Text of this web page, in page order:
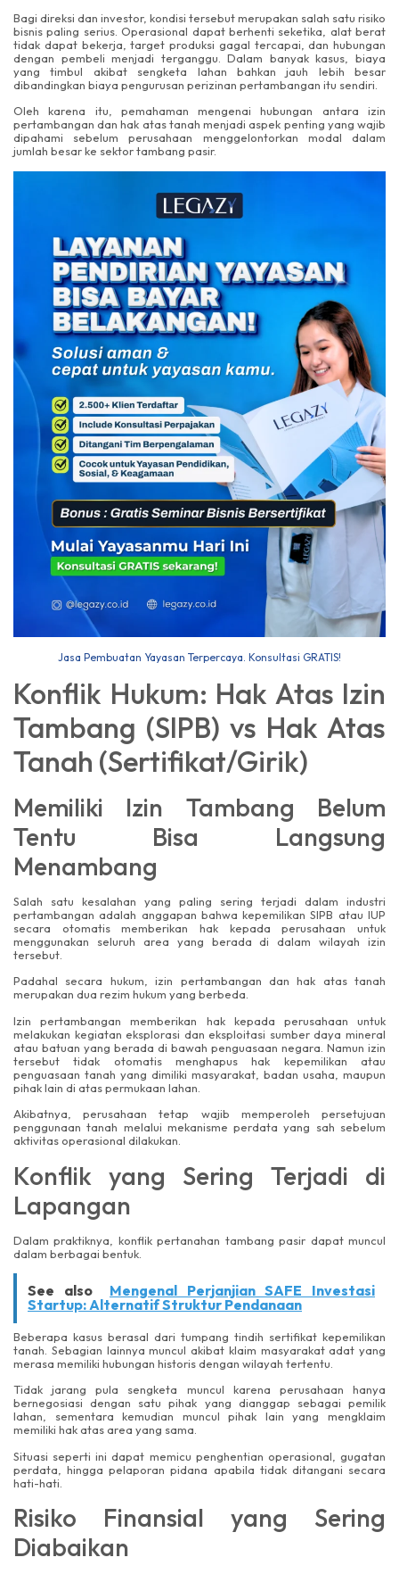
Bagi direksi dan investor, kondisi tersebut merupakan salah satu risiko
bisnis paling serius. Operasional dapat berhenti seketika, alat berat
tidak dapat bekerja, target produksi gagal tercapai, dan hubungan
dengan pembeli menjadi terganggu. Dalam banyak kasus, biaya
yang timbul akibat sengketa lahan bahkan jauh lebih besar
dibandingkan biaya pengurusan perizinan pertambangan itu sendiri.
Oleh karena itu, pemahaman mengenai hubungan antara izin
pertambangan dan hak atas tanah menjadi aspek penting yang wajib
dipahami sebelum perusahaan menggelontorkan modal dalam
jumlah besar ke sektor tambang pasir.
Jasa Pembuatan Yayasan Terpercaya. Konsultasi GRATIS!
Konflik Hukum: Hak Atas Izin
Tambang (SIPB) vs Hak Atas
Tanah (Sertifikat/Girik)
Memiliki Izin Tambang Belum
Tentu Bisa Langsung
Menambang
Salah satu kesalahan yang paling sering terjadi dalam industri
pertambangan adalah anggapan bahwa kepemilikan SIPB atau IUP
secara otomatis memberikan hak kepada perusahaan untuk
menggunakan seluruh area yang berada di dalam wilayah izin
tersebut.
Padahal secara hukum, izin pertambangan dan hak atas tanah
merupakan dua rezim hukum yang berbeda.
Izin pertambangan memberikan hak kepada perusahaan untuk
melakukan kegiatan eksplorasi dan eksploitasi sumber daya mineral
atau batuan yang berada di bawah penguasaan negara. Namun izin
tersebut tidak otomatis menghapus hak kepemilikan atau
penguasaan tanah yang dimiliki masyarakat, badan usaha, maupun
pihak lain di atas permukaan lahan.
Akibatnya, perusahaan tetap wajib memperoleh persetujuan
penggunaan tanah melalui mekanisme perdata yang sah sebelum
aktivitas operasional dilakukan.
Konflik yang Sering Terjadi di
Lapangan
Dalam praktiknya, konflik pertanahan tambang pasir dapat muncul
dalam berbagai bentuk.
See also
Mengenal Perjanjian SAFE Investasi
Startup: Alternatif Struktur Pendanaan
Beberapa kasus berasal dari tumpang tindih sertifikat kepemilikan
tanah. Sebagian lainnya muncul akibat klaim masyarakat adat yang
merasa memiliki hubungan historis dengan wilayah tertentu.
Tidak jarang pula sengketa muncul karena perusahaan hanya
bernegosiasi dengan satu pihak yang dianggap sebagai pemilik
lahan, sementara kemudian muncul pihak lain yang mengklaim
memiliki hak atas area yang sama.
Situasi seperti ini dapat memicu penghentian operasional, gugatan
perdata, hingga pelaporan pidana apabila tidak ditangani secara
hati-hati.
Risiko Finansial yang Sering
Diabaikan